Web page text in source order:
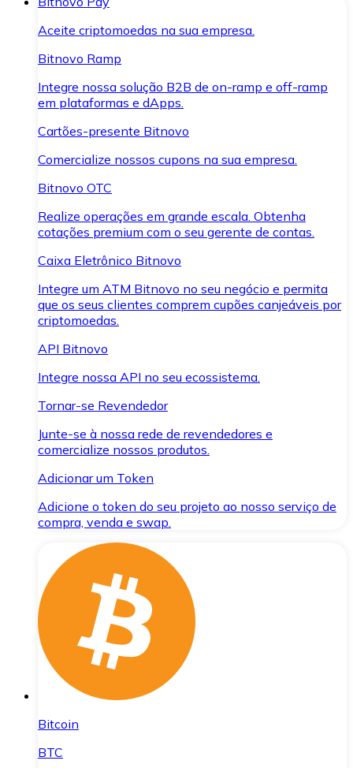
Aceite criptomoedas na sua empresa.
Bitnovo Ramp
Integre nossa solução B2B de on-ramp e off-ramp
em plataformas e dApps.
Cartões-presente Bitnovo
Comercialize nossos cupons na sua empresa.
Bitnovo OTC
Realize operações em grande escala. Obtenha
cotações premium com o seu gerente de contas.
Caixa Eletrônico Bitnovo
Integre um ATM Bitnovo no seu negócio e permita
que os seus clientes comprem cupões canjeáveis por
criptomoedas.
API Bitnovo
Integre nossa API no seu ecossistema.
Tornar-se Revendedor
Junte-se à nossa rede de revendedores e
comercialize nossos produtos.
Adicionar um Token
Adicione o token do seu projeto ao nosso serviço de
compra, venda e swap.
Bitcoin
BTC